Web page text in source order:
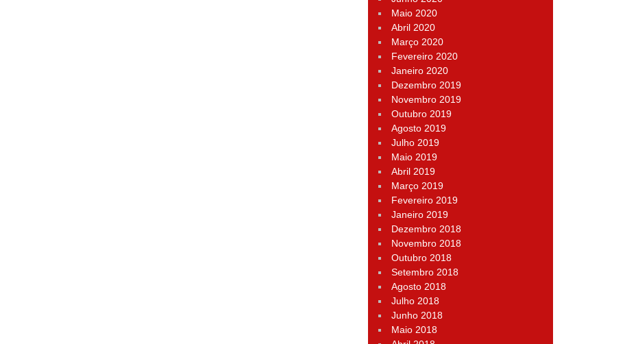
Maio 2020
Abril 2020
Março 2020
Fevereiro 2020
Janeiro 2020
Dezembro 2019
Novembro 2019
Outubro 2019
Agosto 2019
Julho 2019
Maio 2019
Abril 2019
Março 2019
Fevereiro 2019
Janeiro 2019
Dezembro 2018
Novembro 2018
Outubro 2018
Setembro 2018
Agosto 2018
Julho 2018
Junho 2018
Maio 2018